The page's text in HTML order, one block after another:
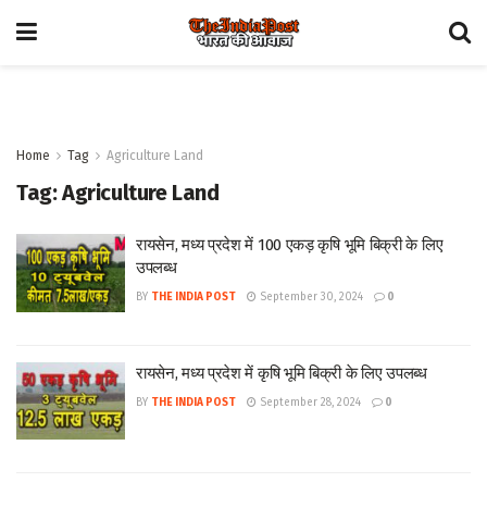
Home Tag Agriculture Land
Tag:Agriculture Land
रायसेन, मध्य प्रदेश में 100 एकड़ कृषि भूमि बिक्री के लिए
उपलब्ध
BY THE INDIA POST September 30, 2024 0
रायसेन, मध्य प्रदेश में कृषि भूमि बिक्री के लिए उपलब्ध
BY THE INDIA POST September 28, 2024 0